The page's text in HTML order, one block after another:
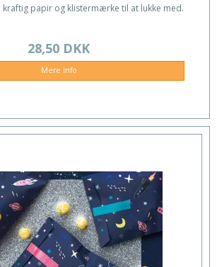
kraftig papir og klistermærke til at lukke med.
28,50 DKK
Mere info